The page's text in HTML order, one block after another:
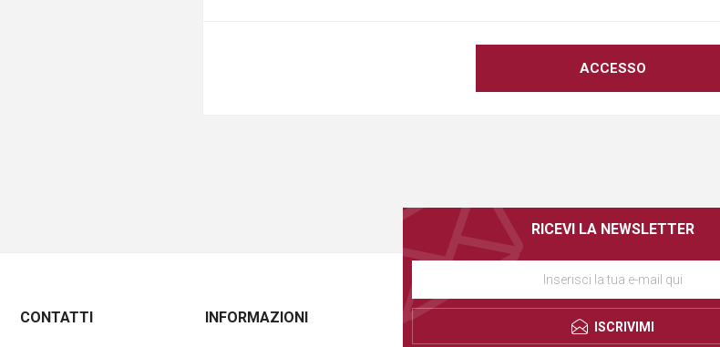
RICEVI LA NEWSLETTER
ISCRIVIMI
CONTATTI INFORMAZIONI